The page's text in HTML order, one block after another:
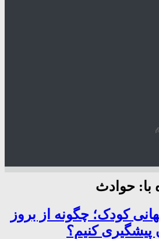
حوادث
کودک؛ چگونه از بروز
پیشگیری کنیم؟